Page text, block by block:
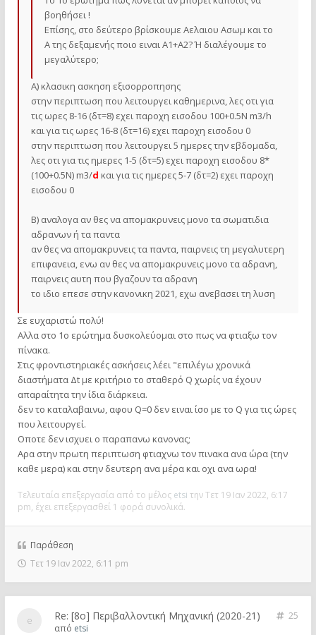
βοηθήσει !
Επίσης, στο δεύτερο βρίσκουμε Αελαιου Ασωμ και το
Α της δεξαμενής ποιο ειναι Α1+Α2? Ή διαλέγουμε το
μεγαλύτερο;
Α) κλασικη ασκηση εξισορροπησης
στην περιπτωση που λειτουργει καθημερινα, λες οτι για
τις ωρες 8-16 (δτ=8) εχει παροχη εισοδου 100+0.5Ν m3/h
και για τις ωρες 16-8 (δτ=16) εχει παροχη εισοδου 0
στην περιπτωση που λειτουργει 5 ημερες την εβδομαδα,
λες οτι για τις ημερες 1-5 (δτ=5) εχει παροχη εισοδου 8*
(100+0.5Ν) m3/d και για τις ημερες 5-7 (δτ=2) εχει παροχη
εισοδου 0
Β) αναλογα αν θες να απομακρυνεις μονο τα σωματιδια
αδρανων ή τα παντα
αν θες να απομακρυνεις τα παντα, παιρνεις τη μεγαλυτερη
επιφανεια, ενω αν θες να απομακρυνεις μονο τα αδρανη,
παιρνεις αυτη που βγαζουν τα αδρανη
το ιδιο επεσε στην κανονικη 2021, εχω ανεβασει τη λυση
Σε ευχαριστώ πολύ!
Αλλα στο 1ο ερώτημα δυσκολεύομαι στο πως να φτιαξω τον
πίνακα.
Στις φροντιστηριακές ασκήσεις λέει "επιλέγω χρονικά
διαστ΄ηματα Δt με κριτήριο το σταθερό Q χωρίς να έχουν
απαραίτητα την ίδια διάρκεια.
δεν το καταλαβαινω, αφου Q=0 δεν ειναι ίσο με το Q για τις ώρες
που λειτουργεί.
Οποτε δεν ισχυει ο παραπανω κανονας;
Αρα στην πρωτη περιπτωση φτιαχνω τον πινακα ανα ώρα (την
καθε μερα) και στην δευτερη ανα μέρα και οχι ανα ωρα!
Τελευταία επεξεργασία από το μέλος etsi την Τετ 19 Ιαν 2022, 6:17
pm, έχει επεξεργασθεί 1 φορά συνολικά.
Παράθεση
Τετ 19 Ιαν 2022, 6:11 pm
Re: [8o] Περιβαλλοντική Μηχανική (2020-21)
25
από etsi